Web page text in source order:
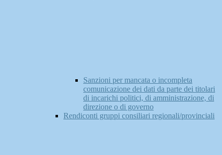
Sanzioni per mancata o incompleta
comunicazione dei dati da parte dei titolari
di incarichi politici, di amministrazione, di
direzione o di governo
Rendiconti gruppi consiliari regionali/provinciali